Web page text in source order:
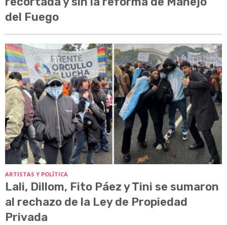
del Fuego
ARTISTAS Y POLÍTICA
Lali, Dillom, Fito Páez y Tini se sumaron
al rechazo de la Ley de Propiedad
Privada